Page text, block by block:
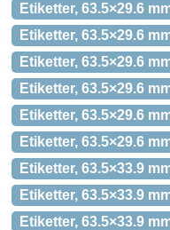
Etiketter, 63.5×29.6
Etiketter, 63.5×29.6
Etiketter, 63.5×29.6
Etiketter, 63.5×29.6
Etiketter, 63.5×29.6
Etiketter, 63.5×29.6
Etiketter, 63.5×33.9
Etiketter, 63.5×33.9
Etiketter, 63.5×33.9